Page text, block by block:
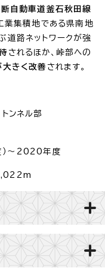
自動車道釜石秋田線
業集積地である県南地
道路ネットワークが強
されるほか、峠部への
きく改善 されます。
ンネル部
）～2020年度